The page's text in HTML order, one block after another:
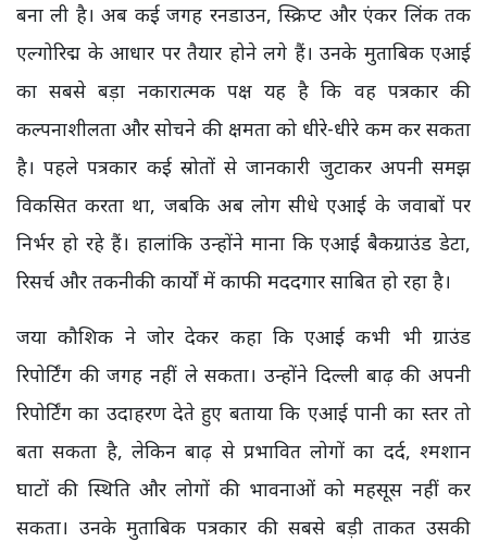
बना ली है। अब कई जगह रनडाउन, स्क्रिप्ट और एंकर लिंक तक
एल्गोरिद्म के आधार पर तैयार होने लगे हैं। उनके मुताबिक एआई
का सबसे बड़ा नकारात्मक पक्ष यह है कि वह पत्रकार की
कल्पनाशीलता और सोचने की क्षमता को धीरे-धीरे कम कर सकता
है। पहले पत्रकार कई स्रोतों से जानकारी जुटाकर अपनी समझ
विकसित करता था, जबकि अब लोग सीधे एआई के जवाबों पर
निर्भर हो रहे हैं। हालांकि उन्होंने माना कि एआई बैकग्राउंड डेटा,
रिसर्च और तकनीकी कार्यों में काफी मददगार साबित हो रहा है।
जया कौशिक ने जोर देकर कहा कि एआई कभी भी ग्राउंड
रिपोर्टिंग की जगह नहीं ले सकता। उन्होंने दिल्ली बाढ़ की अपनी
रिपोर्टिंग का उदाहरण देते हुए बताया कि एआई पानी का स्तर तो
बता सकता है, लेकिन बाढ़ से प्रभावित लोगों का दर्द, श्मशान
घाटों की स्थिति और लोगों की भावनाओं को महसूस नहीं कर
सकता। उनके मुताबिक पत्रकार की सबसे बड़ी ताकत उसकी